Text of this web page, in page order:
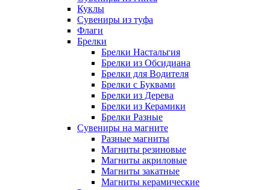
Куклы
Сувениры из туфа
Флаги
Брелки
Брелки Настальгия
Брелки из Обсидиана
Брелки для Водителя
Брелки с Буквами
Брелки из Дерева
Брелки из Керамики
Брелки Разные
Сувениры на магните
Разные магниты
Магниты резиновые
Магниты акриловые
Магниты закатные
Магниты керамические